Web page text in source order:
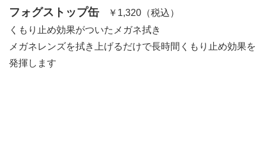
フォグストップ缶
￥1,320（税込）
くもり止め効果がついたメガネ拭き
メガネレンズを拭き上げるだけで長時間くもり止め効果を
発揮します